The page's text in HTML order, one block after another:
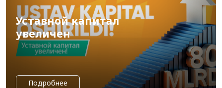
Уставной капитал
увеличен
Подробнее